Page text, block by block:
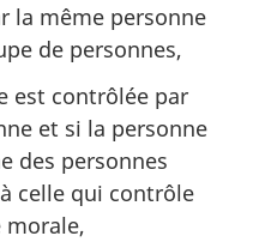
la même personne
de personnes,
est contrôlée par
et si la personne
des personnes
celle qui contrôle
morale,